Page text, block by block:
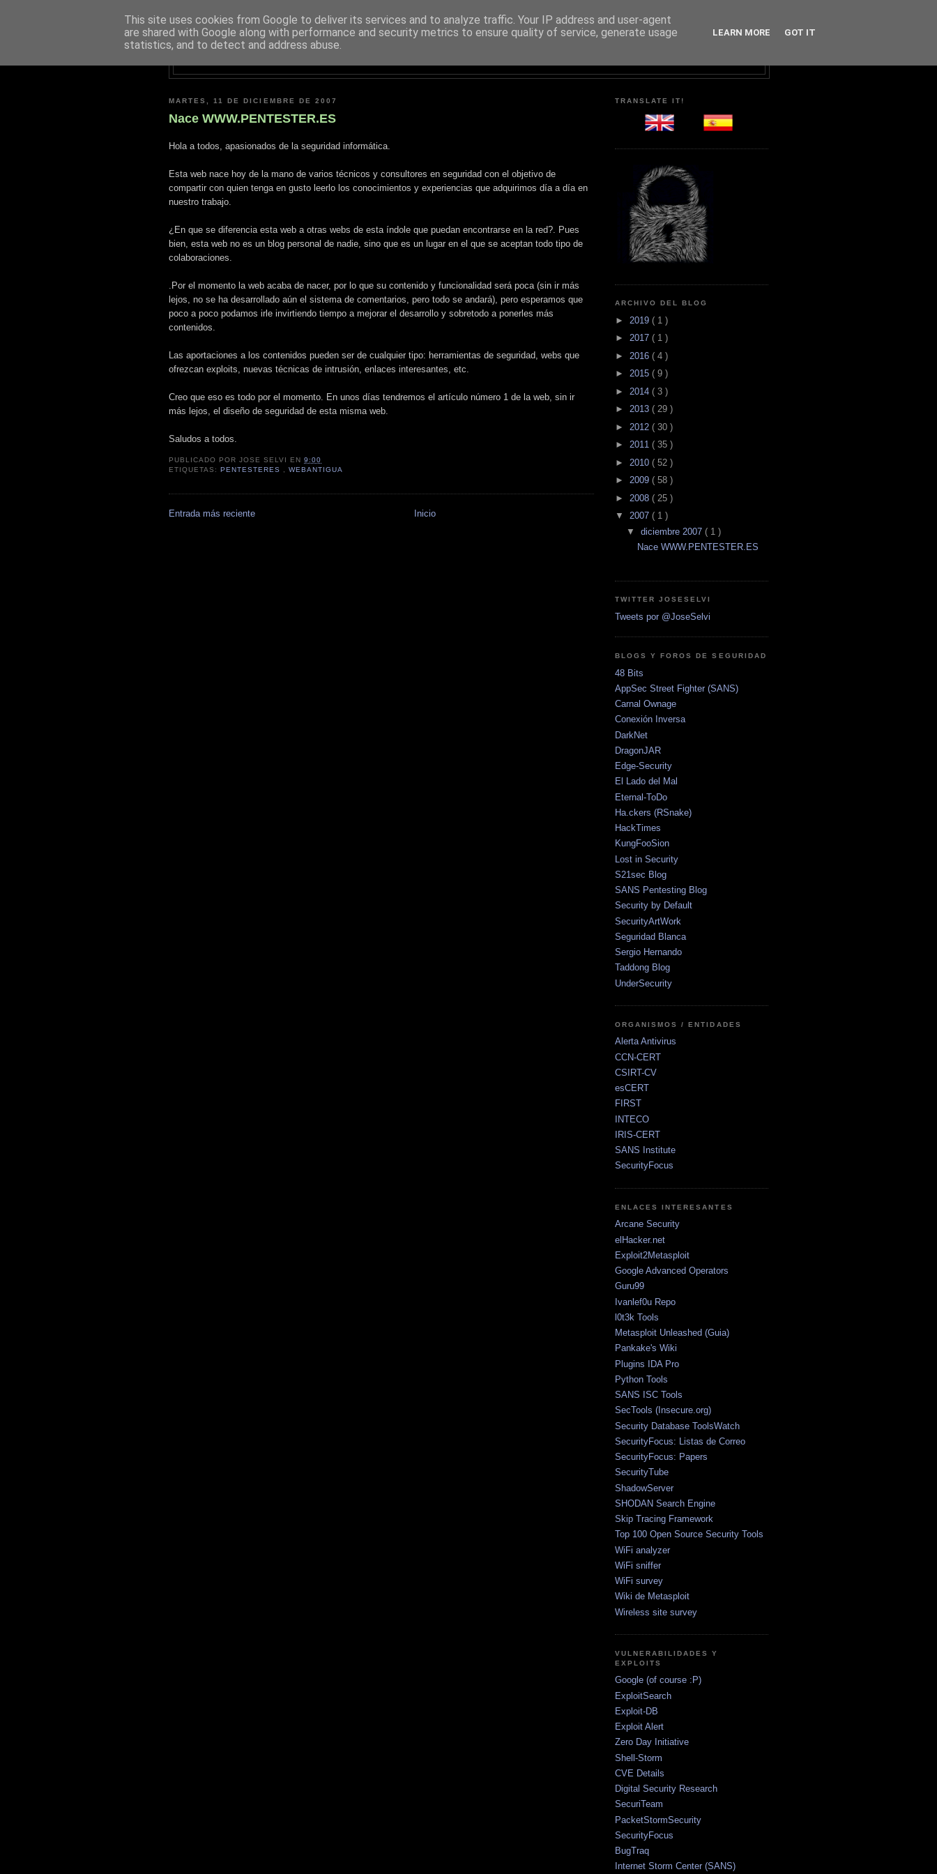
PENTESTER.ES
MARTES, 11 DE DICIEMBRE DE 2007
Nace WWW.PENTESTER.ES
Hola a todos, apasionados de la seguridad informática.
Esta web nace hoy de la mano de varios técnicos y consultores en seguridad con el objetivo de
compartir con quien tenga en gusto leerlo los conocimientos y experiencias que adquirimos día a día en
nuestro trabajo.
¿En que se diferencia esta web a otras webs de esta índole que puedan encontrarse en la red?. Pues
bien, esta web no es un blog personal de nadie, sino que es un lugar en el que se aceptan todo tipo de
colaboraciones.
.Por el momento la web acaba de nacer, por lo que su contenido y funcionalidad será poca (sin ir más
lejos, no se ha desarrollado aún el sistema de comentarios, pero todo se andará), pero esperamos que
poco a poco podamos irle invirtiendo tiempo a mejorar el desarrollo y sobretodo a ponerles más
contenidos.
Las aportaciones a los contenidos pueden ser de cualquier tipo: herramientas de seguridad, webs que
ofrezcan exploits, nuevas técnicas de intrusión, enlaces interesantes, etc.
Creo que eso es todo por el momento. En unos días tendremos el artículo número 1 de la web, sin ir
más lejos, el diseño de seguridad de esta misma web.
Saludos a todos.
PUBLICADO PORJOSE SELVI EN9:00
ETIQUETAS:PENTESTERES ,WEBANTIGUA
Entrada más reciente Inicio
TRANSLATE IT!
ARCHIVO DEL BLOG
► 2019 ( 1 )
► 2017 ( 1 )
► 2016 ( 4 )
► 2015 ( 9 )
► 2014 ( 3 )
► 2013 ( 29 )
► 2012 ( 30 )
► 2011 ( 35 )
► 2010 ( 52 )
► 2009 ( 58 )
► 2008 ( 25 )
▼ 2007 ( 1 )
▼ diciembre 2007 ( 1 )
Nace WWW.PENTESTER.ES
TWITTER JOSESELVI
Tweets por @JoseSelvi
BLOGS Y FOROS DE SEGURIDAD
48 Bits
AppSec Street Fighter (SANS)
Carnal Ownage
Conexión Inversa
DarkNet
DragonJAR
Edge-Security
El Lado del Mal
Eternal-ToDo
Ha.ckers (RSnake)
HackTimes
KungFooSion
Lost in Security
S21sec Blog
SANS Pentesting Blog
Security by Default
SecurityArtWork
Seguridad Blanca
Sergio Hernando
Taddong Blog
UnderSecurity
ORGANISMOS / ENTIDADES
Alerta Antivirus
CCN-CERT
CSIRT-CV
esCERT
FIRST
INTECO
IRIS-CERT
SANS Institute
SecurityFocus
ENLACES INTERESANTES
Arcane Security
elHacker.net
Exploit2Metasploit
Google Advanced Operators
Guru99
Ivanlef0u Repo
l0t3k Tools
Metasploit Unleashed (Guia)
Pankake's Wiki
Plugins IDA Pro
Python Tools
SANS ISC Tools
SecTools (Insecure.org)
Security Database ToolsWatch
SecurityFocus: Listas de Correo
SecurityFocus: Papers
SecurityTube
ShadowServer
SHODAN Search Engine
Skip Tracing Framework
Top 100 Open Source Security Tools
WiFi analyzer
WiFi sniffer
WiFi survey
Wiki de Metasploit
Wireless site survey
VULNERABILIDADES Y
EXPLOITS
Google (of course :P)
ExploitSearch
Exploit-DB
Exploit Alert
Zero Day Initiative
Shell-Storm
CVE Details
Digital Security Research
SecuriTeam
PacketStormSecurity
SecurityFocus
BugTraq
Internet Storm Center (SANS)
This site uses cookies from Google to deliver its services and to analyze traffic. Your IP address and user-agent
are shared with Google along with performance and security metrics to ensure quality of service, generate usage
statistics, and to detect and address abuse.
LEARN MORE GOT IT